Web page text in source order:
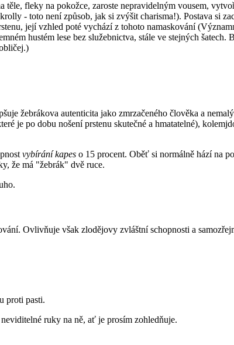
fleky na pokožce, zaroste nepravidelným vousem,
- toto není způsob, jak si zvýšit charisma!). Postava si
její vzhled poté vychází z tohoto namaskování
hustém lese bez služebnictva, stále ve stejných šatech.
žebrákova autenticita jako zmrzačeného člověka a
je po dobu nošení prstenu skutečné a hmatatelné),
vybírání kapes o 15 procent. Oběť si normálně hází na
že má "žebrák" dvě ruce.
Ovlivňuje však zlodějovy zvláštní schopnosti a
proti pasti.
ruky na ně, ať je prosím zohledňuje.